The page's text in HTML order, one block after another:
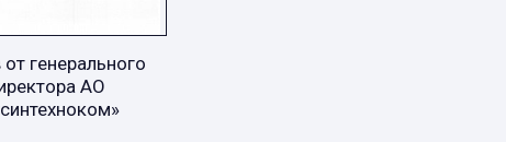
генерального
АО